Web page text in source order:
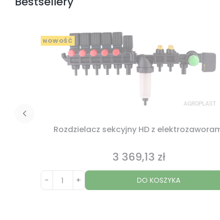
NOWOŚĆ
Rozdzielacz sekcyjny HD z
Cena
3 369,13 zł
- + DO KOSZYKA